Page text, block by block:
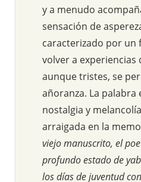
y a menudo
sensación de
caracterizado por un
volver a experiencias
aunque tristes, se
añoranza. La palabra
nostalgia y
arraigada en la
viejo manuscrito, el
profundo estado de
los días de juventud